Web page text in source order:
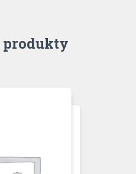
produkty